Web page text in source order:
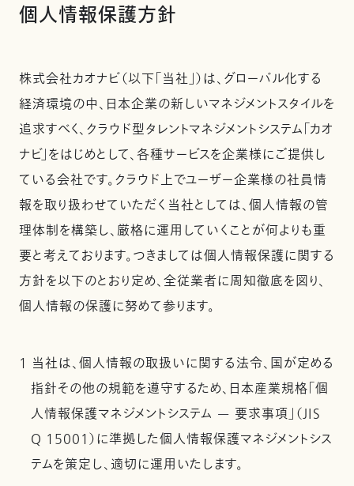
個人情報保護方針
株式会社カオナビ（以下「当社」）は、グローバル化する
経済環境の中、日本企業の新しいマネジメントスタイルを
追求すべく、クラウド型タレントマネジメントシステム「カオ
ナビ」をはじめとして、各種サービスを企業様にご提供し
ている会社です。クラウド上でユーザー企業様の社員情
報を取り扱わせていただく当社としては、個人情報の管
理体制を構築し、厳格に運用していくことが何よりも重
要と考えております。つきましては個人情報保護に関する
方針を以下のとおり定め、全従業者に周知徹底を図り、
個人情報の保護に努めて参ります。
1 当社は、個人情報の取扱いに関する法令、国が定める
指針その他の規範を遵守するため、日本産業規格「個
人情報保護マネジメントシステム — 要求事項」（JIS
Q 15001）に準拠した個人情報保護マネジメントシス
テムを策定し、適切に運用いたします。